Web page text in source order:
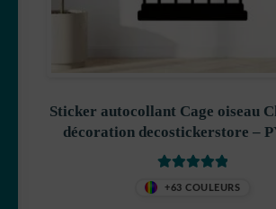
Sticker autocollant Cage oiseau
décoration decostickerstore –
+63 COULEURS